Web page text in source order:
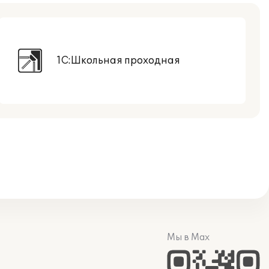
1С:Школьная проходная
Мы в Max